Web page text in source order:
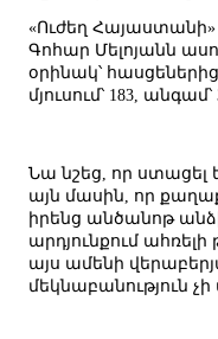
«Ուժեղ
Գոհար Մելոյանն
օրինակ՝
մյուսում՝ 183,
Նա նշեց, որ
այն մասին, որ
իրենց անծանոթ
արդյունքում
այս ամենի
մեկնաբանություն չի